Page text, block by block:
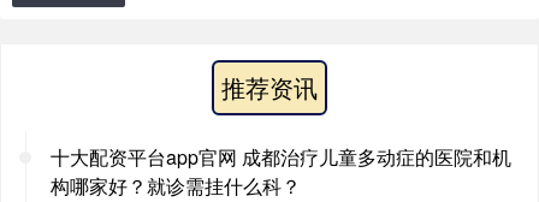
推荐资讯
十大配资平台app官网 成都治疗儿童多动症的医院和机
构哪家好？就诊需挂什么科？